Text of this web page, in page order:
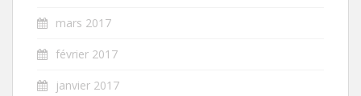
mars 2017
février 2017
janvier 2017